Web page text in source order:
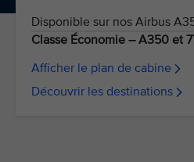
Disponible sur nos Airbus
Classe Économie – A350 et
Afficher le plan de cabine
Découvrir les destinations